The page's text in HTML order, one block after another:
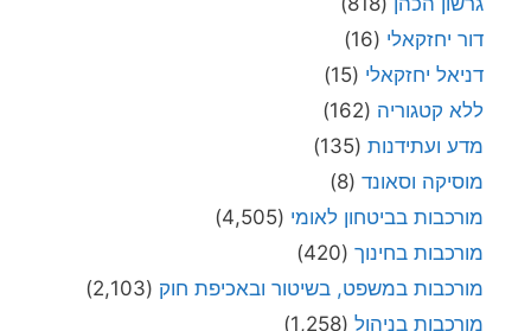
דור יחזקאלי (16)
דניאל יחזקאלי (15)
ללא קטגוריה (162)
מדע ועתידנות (135)
מוסיקה וסאונד (8)
מורכבות בביטחון לאומי (4,505)
מורכבות בחינוך (420)
מורכבות במשפט, בשיטור ובאכיפת חוק (2,103)
מורכבות בניהול (1,258)